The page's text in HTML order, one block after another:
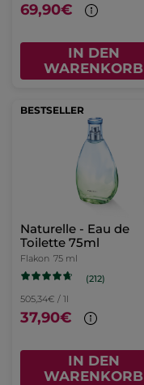
69,90€
IN DEN
WARENKORB
BESTSELLER
Naturelle - Eau de
Toilette 75ml
Flakon 75 ml
(212)
505,34€ / 1l
37,90€
IN DEN
WARENKORB